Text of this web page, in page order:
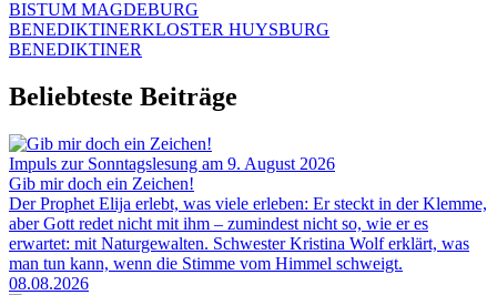
BISTUM MAGDEBURG
BENEDIKTINERKLOSTER HUYSBURG
BENEDIKTINER
Beliebteste Beiträge
Impuls zur Sonntagslesung am 9. August 2026
Gib mir doch ein Zeichen!
Der Prophet Elija erlebt, was viele erleben: Er steckt in der Klemme,
aber Gott redet nicht mit ihm – zumindest nicht so, wie er es
erwartet: mit Naturgewalten. Schwester Kristina Wolf erklärt, was
man tun kann, wenn die Stimme vom Himmel schweigt.
08.08.2026